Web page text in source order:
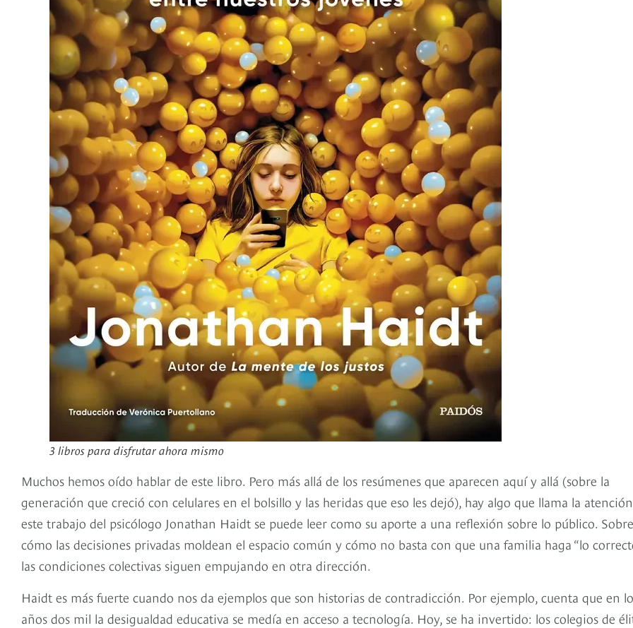
3 libros para disfrutar ahora mismo
Muchos hemos oído hablar de este libro. Pero más allá de los resúmenes que aparecen aquí y allá (sobre la
generación que creció con celulares en el bolsillo y las heridas que eso les dejó), hay algo que llama la
este trabajo del psicólogo Jonathan Haidt se puede leer como su aporte a una reflexión sobre lo público. Sobre
cómo las decisiones privadas moldean el espacio común y cómo no basta con que una familia haga “lo
las condiciones colectivas siguen empujando en otra dirección.
Haidt es más fuerte cuando nos da ejemplos que son historias de contradicción. Por ejemplo, cuenta que en
años dos mil la desigualdad educativa se medía en acceso a tecnología. Hoy, se ha invertido: los colegios de